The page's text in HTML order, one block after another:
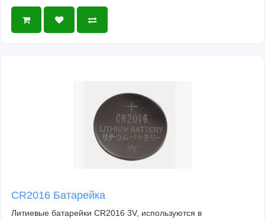
CR2016 Батарейка
Литиевые батарейки CR2016 3V, используются в